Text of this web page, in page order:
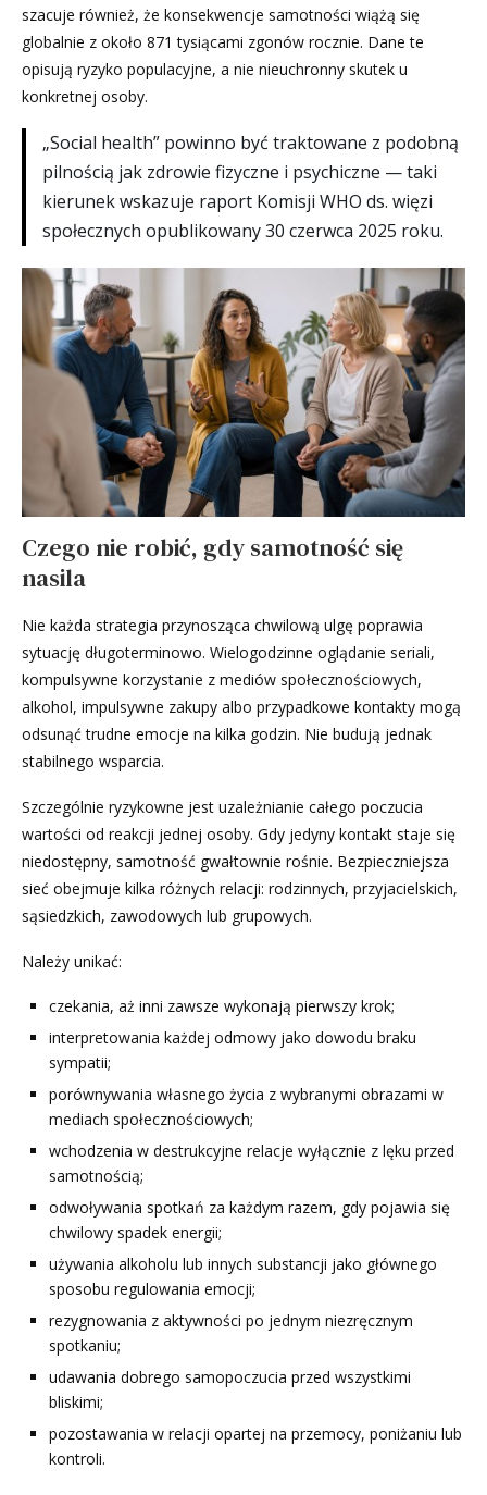
szacuje również, że konsekwencje samotności wiążą się
globalnie z około 871 tysiącami zgonów rocznie. Dane te
opisują ryzyko populacyjne, a nie nieuchronny skutek u
konkretnej osoby.
„Social health” powinno być traktowane z podobną
pilnością jak zdrowie fizyczne i psychiczne — taki
kierunek wskazuje raport Komisji WHO ds. więzi
społecznych opublikowany 30 czerwca 2025 roku.
Czego nie robić, gdy samotność się
nasila
Nie każda strategia przynosząca chwilową ulgę poprawia
sytuację długoterminowo. Wielogodzinne oglądanie seriali,
kompulsywne korzystanie z mediów społecznościowych,
alkohol, impulsywne zakupy albo przypadkowe kontakty mogą
odsunąć trudne emocje na kilka godzin. Nie budują jednak
stabilnego wsparcia.
Szczególnie ryzykowne jest uzależnianie całego poczucia
wartości od reakcji jednej osoby. Gdy jedyny kontakt staje się
niedostępny, samotność gwałtownie rośnie. Bezpieczniejsza
sieć obejmuje kilka różnych relacji: rodzinnych, przyjacielskich,
sąsiedzkich, zawodowych lub grupowych.
Należy unikać:
czekania, aż inni zawsze wykonają pierwszy krok;
interpretowania każdej odmowy jako dowodu braku
sympatii;
porównywania własnego życia z wybranymi obrazami w
mediach społecznościowych;
wchodzenia w destrukcyjne relacje wyłącznie z lęku przed
samotnością;
odwoływania spotkań za każdym razem, gdy pojawia się
chwilowy spadek energii;
używania alkoholu lub innych substancji jako głównego
sposobu regulowania emocji;
rezygnowania z aktywności po jednym niezręcznym
spotkaniu;
udawania dobrego samopoczucia przed wszystkimi
bliskimi;
pozostawania w relacji opartej na przemocy, poniżaniu lub
kontroli.